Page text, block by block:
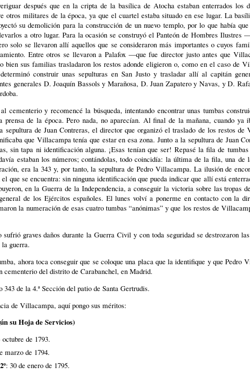
después que en la cripta de la basílica de Atocha estaban enterrados los
otros militares de la época, ya que el cuartel estaba situado en ese lugar. La
su demolición para la construcción de un nuevo templo, por lo que había
a otro lugar. Para la ocasión se construyó el Panteón de Hombres Ilustres
solo se llevaron allí aquellos que se consideraron más importantes o cuyos
Entre otros se llevaron a Palafox —que fue director justo antes que
bien sus familias trasladaron los restos adonde eligieron o, como en el caso de
construir unas sepulturas en San Justo y trasladar allí al capitán
generales D. Joaquín Bassols y Marañosa, D. Juan Zapatero y Navas, y D.
cementerio y recomencé la búsqueda, intentando encontrar unas tumbas
de la época. Pero nada, no aparecían. Al final de la mañana, cuando ya
sepultura de Juan Contreras, el director que organizó el traslado de los restos de
que Villacampa tenía que estar en esa zona. Junto a la sepultura de Juan
sin tapa ni identificación alguna. ¡Esas tenían que ser! Repasé la fila de
estaban los números; contándolas, todo coincidía: la última de la fila, una de
era la 343 y, por tanto, la sepultura de Pedro Villacampa. La ilusión de
que se encuentra: sin ninguna identificación que pueda indicar que allí está
en la Guerra de la Independencia, a conseguir la victoria sobre las tropas
de los Ejércitos españoles. El lunes volví a ponerme en contacto con la
la numeración de esas cuatro tumbas “anónimas” y que los restos de
graves daños durante la Guerra Civil y con toda seguridad se destrozaron
guerra.
ahora toca conseguir que se coloque una placa que la identifique y que Pedro
cementerio del distrito de Carabanchel, en Madrid.
343 de la 4.ª Sección del patio de Santa Gertrudis.
de Villacampa, aquí pongo sus méritos:
su Hoja de Servicios)
octubre de 1793.
marzo de 1794.
: 30 de enero de 1795.